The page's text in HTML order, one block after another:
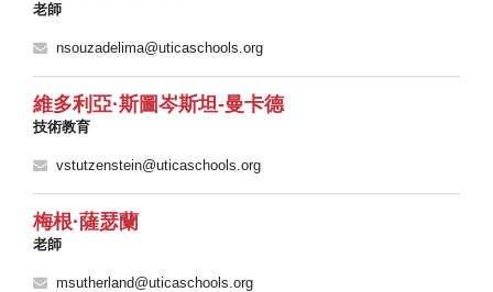
老師
nsouzadelima@uticaschools.org
維多利亞·斯圖岑斯坦-曼卡德
技術教育
vstutzenstein@uticaschools.org
梅根·薩瑟蘭
老師
msutherland@uticaschools.org